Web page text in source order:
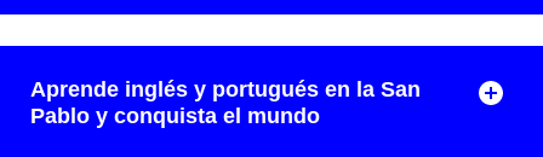
Aprende inglés y portugués en la San
Pablo y conquista el mundo